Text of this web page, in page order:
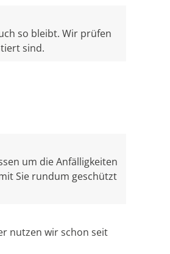
so bleibt. Wir prüfen
sind.
um die Anfälligkeiten
Sie rundum geschützt
nutzen wir schon seit